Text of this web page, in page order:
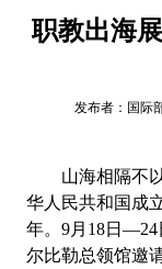
职教出海
发布者：国
山海相隔不
华人民共和国成
年。9月18日—24
尔比勒总领馆邀